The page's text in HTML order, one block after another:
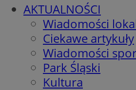
AKTUALNOŚCI
Wiadomości
Ciekawe artykuły
Wiadomości
Park Śląski
Kultura